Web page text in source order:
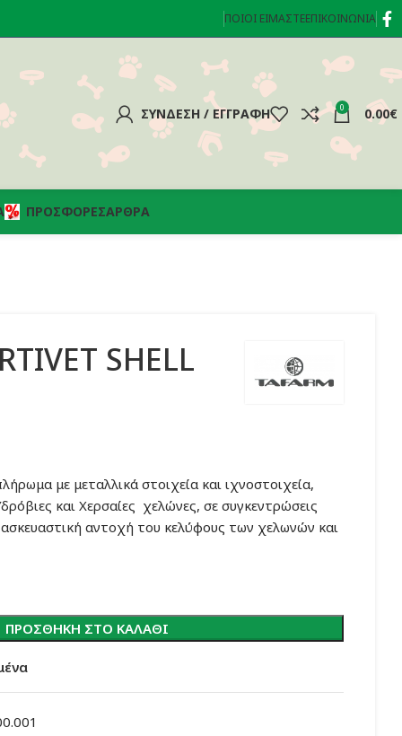
ΠΟΙΟΊ ΕΊΜΑΣΤΕΕΠΙΚΟΙΝΩΝΊΑ
ΣΎΝΔΕΣΗ / ΕΓΓΡΑΦΉ 0 0.00€
ΠΡΟΣΦΟΡΈΣΆΡΘΡΑ
SHELL
με μεταλλικά στοιχεία και ιχνοστοιχεία,
και Χερσαίες χελώνες, σε συγκεντρώσεις
αντοχή του κελύφους των χελωνών και
ΠΡΟΣΘΉΚΗ ΣΤΟ ΚΑΛΆΘΙ